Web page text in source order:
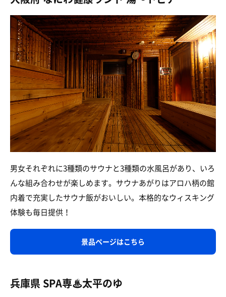
男女それぞれに3種類のサウナと3種類の水風呂があり、いろ
んな組み合わせが楽しめます。サウナあがりはアロハ柄の館
内着で充実したサウナ飯がおいしい。本格的なウィスキング
体験も毎日提供！
景品ページはこちら
兵庫県 SPA専♨太平のゆ